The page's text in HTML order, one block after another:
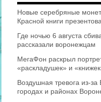
Новые серебряные
Красной книги
Где ночью 6 августа
рассказали воронежцам
МегаФон раскрыл
«раскладушек» и
Воздушная тревога из-
городах и районах